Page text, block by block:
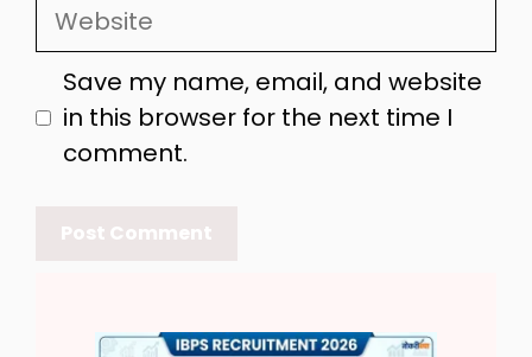
Website
Save my name, email, and website
in this browser for the next time I
comment.